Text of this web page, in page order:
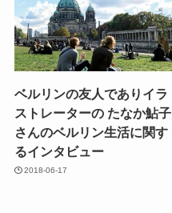
ベルリンの友人でありイラ
ストレーターの たなか鮎子
さんのベルリン生活に関す
るインタビュー
2018-06-17